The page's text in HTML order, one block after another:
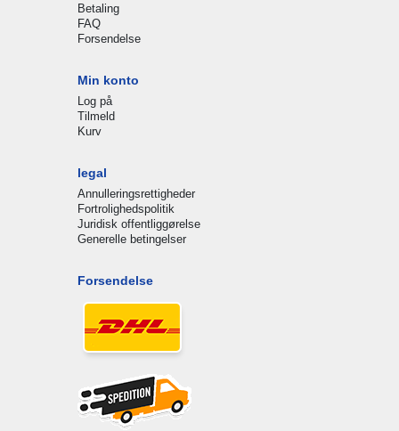
Betaling
FAQ
Forsendelse
Min konto
Log på
Tilmeld
Kurv
legal
Annulleringsrettigheder
Fortrolighedspolitik
Juridisk offentliggørelse
Generelle betingelser
Forsendelse